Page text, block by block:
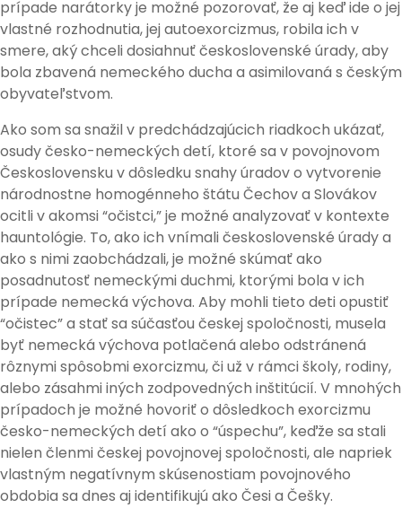
prípade narátorky je možné pozorovať, že aj keď ide o jej
vlastné rozhodnutia, jej autoexorcizmus, robila ich v
smere, aký chceli dosiahnuť československé úrady, aby
bola zbavená nemeckého ducha a asimilovaná s českým
obyvateľstvom.
Ako som sa snažil v predchádzajúcich riadkoch ukázať,
osudy česko-nemeckých detí, ktoré sa v povojnovom
Československu v dôsledku snahy úradov o vytvorenie
národnostne homogénneho štátu Čechov a Slovákov
ocitli v akomsi “očistci,” je možné analyzovať v kontexte
hauntológie. To, ako ich vnímali československé úrady a
ako s nimi zaobchádzali, je možné skúmať ako
posadnutosť nemeckými duchmi, ktorými bola v ich
prípade nemecká výchova. Aby mohli tieto deti opustiť
“očistec” a stať sa súčasťou českej spoločnosti, musela
byť nemecká výchova potlačená alebo odstránená
rôznymi spôsobmi exorcizmu, či už v rámci školy, rodiny,
alebo zásahmi iných zodpovedných inštitúcií. V mnohých
prípadoch je možné hovoriť o dôsledkoch exorcizmu
česko-nemeckých detí ako o “úspechu”, keďže sa stali
nielen členmi českej povojnovej spoločnosti, ale napriek
vlastným negatívnym skúsenostiam povojnového
obdobia sa dnes aj identifikujú ako Česi a Češky.